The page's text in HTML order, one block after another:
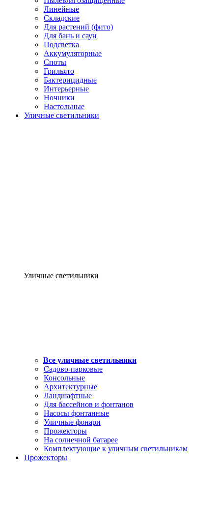
Линейные
Складские
Для растений (фито)
Для бань и саун
Подсветка
Аккумуляторные
Споты
Грильято
Бактерицидные
Интерьерные
Ночники
Настольные
Уличные светильники
Уличные светильники
Все уличные светильники
Садово-парковые
Консольные
Архитектурные
Ландшафтные
Для бассейнов и фонтанов
Насосы фонтанные
Уличные фонари
Прожекторы
На солнечной батарее
Комплектующие к уличным светильникам
Прожекторы